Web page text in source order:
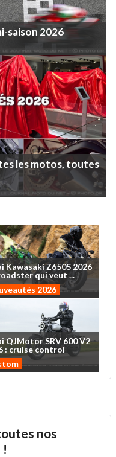
saison 2026
lesmotos,toutes
KawasakiZ650S 2026
quiveut ...
2026
QJMotorSRV 600V2
: cruise control
nos